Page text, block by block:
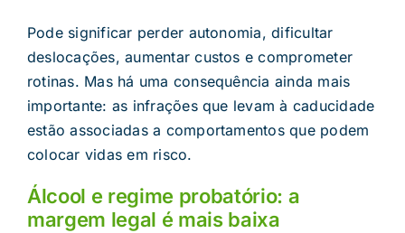
Pode significar perder autonomia, dificultar
deslocações, aumentar custos e comprometer
rotinas. Mas há uma consequência ainda mais
importante: as infrações que levam à caducidade
estão associadas a comportamentos que podem
colocar vidas em risco.
Álcool e regime probatório: a
margem legal é mais baixa